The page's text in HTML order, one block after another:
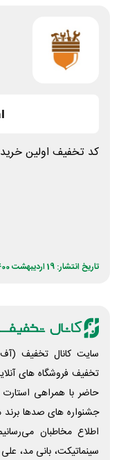
کد تخفیف اولین خرید
تاریخ انتشار: 19 اردیبهشت 1400
سایت کانال تخفیف
تخفیف فروشگاه های
حاضر با همراهی
جشنواره های صدها برند
اطلاع مخاطبان
سینماتیکت، بانی مد، علی‌